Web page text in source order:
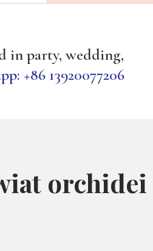
in party, wedding,
+86 13920077206
orchidei